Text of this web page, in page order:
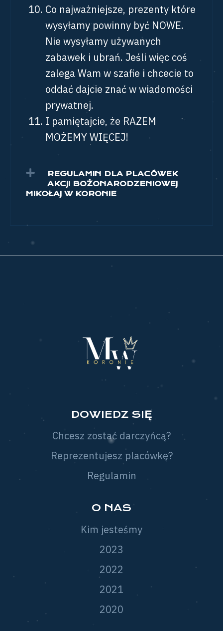
Co najważniejsze, prezenty które
wysyłamy powinny być NOWE.
Nie wysyłamy używanych
zabawek i ubrań. Jeśli więc coś
zalega Wam w szafie i chcecie to
oddać dajcie znać w wiadomości
prywatnej.
I pamiętajcie, że RAZEM
MOŻEMY WIĘCEJ!
REGULAMIN DLA PLACÓWEK
AKCJI BOŻONARODZENIOWEJ
MIKOŁAJ W KORONIE
DOWIEDZ SIĘ
Chcesz zostać darczyńcą?
Reprezentujesz placówkę?
Regulamin
O NAS
Kim jesteśmy
2023
2022
2021
2020